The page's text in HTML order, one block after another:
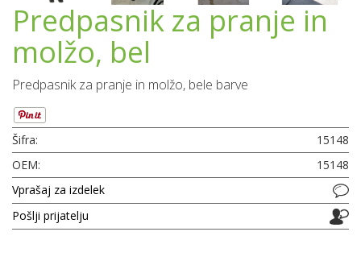
Predpasnik za pranje in
molžo, bel
Predpasnik za pranje in molžo, bele barve
Šifra:
15148
OEM:
15148
Vprašaj za izdelek
Pošlji prijatelju